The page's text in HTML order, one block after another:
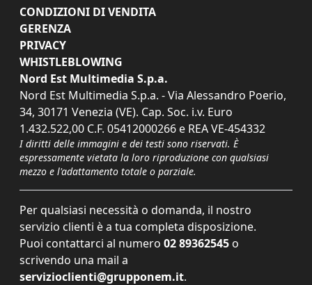
CONDIZIONI DI VENDITA
GERENZA
PRIVACY
WHISTLEBLOWING
Nord Est Multimedia S.p.a.
Nord Est Multimedia S.p.a. - Via Alessandro Poerio,
34, 30171 Venezia (VE). Cap. Soc. i.v. Euro
1.432.522,00 C.F. 05412000266 e REA VE-454332
I diritti delle immagini e dei testi sono riservati. È
espressamente vietata la loro riproduzione con qualsiasi
mezzo e l'adattamento totale o parziale.
Per qualsiasi necessità o domanda, il nostro
servizio clienti è a tua completa disposizione.
Puoi contattarci al numero 02 89362545 o
scrivendo una mail a
servizioclienti@grupponem.it.